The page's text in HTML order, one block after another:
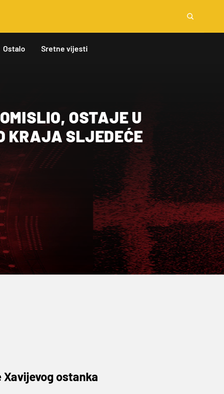
Ostalo Sretne vijesti
OSTAJE U
KRAJA SLJEDEĆE
ostanka